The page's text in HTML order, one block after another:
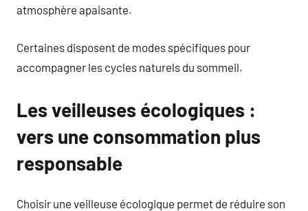
atmosphère apaisante.
Certaines disposent de modes spécifiques pour
accompagner les cycles naturels du sommeil.
Les veilleuses écologiques :
vers une consommation plus
responsable
Choisir une veilleuse écologique permet de réduire son